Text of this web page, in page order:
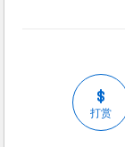
打赏